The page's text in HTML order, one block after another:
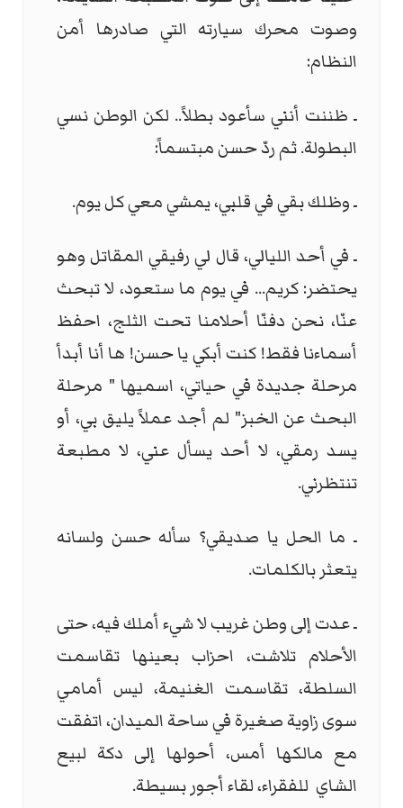
وصوت محرك سيارته التي صادرها أمن
النظام:
ـ ظننت أنني سأعود بطلاً.. لكن الوطن نسي
البطولة. ثم ردّ حسن مبتسماً:
ـ وظلك بقي في قلبي، يمشي معي كل يوم.
ـ في أحد الليالي، قال لي رفيقي المقاتل وهو
يحتضر: كريم... في يوم ما ستعود، لا تبحث
عنّا، نحن دفنّا أحلامنا تحت الثلج، احفظ
أسماءنا فقط! كنت أبكي يا حسن! ها أنا أبدأ
مرحلة جديدة في حياتي، اسميها " مرحلة
البحث عن الخبز" لم أجد عملاً يليق بي، أو
يسد رمقي، لا أحد يسأل عني، لا مطبعة
تنتظرني.
ـ ما الحل يا صديقي؟ سأله حسن ولسانه
يتعثر بالكلمات.
ـ عدت إلى وطن غريب لا شيء أملك فيه، حتى
الأحلام تلاشت، احزاب بعينها تقاسمت
السلطة، تقاسمت الغنيمة، ليس أمامي
سوى زاوية صغيرة في ساحة الميدان، اتفقت
مع مالكها أمس، أحولها إلى دكة لبيع
الشاي للفقراء، لقاء أجور بسيطة.